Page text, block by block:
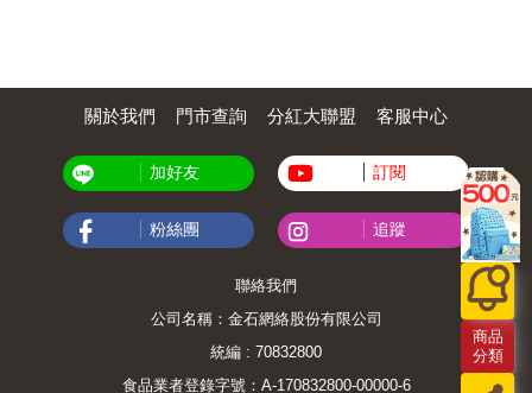
商品
分類
關於我們 門市查詢 分紅大聯盟 客服中心
加好友 訂閱
粉絲團 追蹤
聯絡我們
公司名稱：金石網絡股份有限公司
統編 : 70832800
食品業者登錄字號：A-170832800-00000-6